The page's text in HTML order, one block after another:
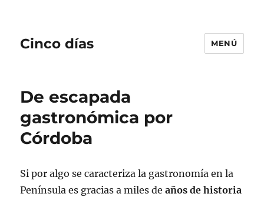
Cinco días MENÚ
De escapada
gastronómica por
Córdoba
Si por algo se caracteriza la gastronomía en la
Península es gracias a miles deaños de historia